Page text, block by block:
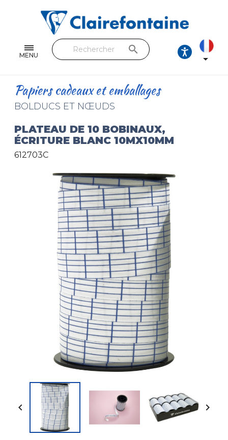
MENU
Feuilles & Copies
Beaux-arts & Dessin
Loisirs créatifs
Cuir & trousses
RETROUVEZ NOS COLLECTIONS
Toutes les collections
search

Papiers cadeaux et emballages
BOLDUCS ET NŒUDS
PLATEAU DE 10 BOBINAUX,
ÉCRITURE BLANC 10MX10MM
612703C
 